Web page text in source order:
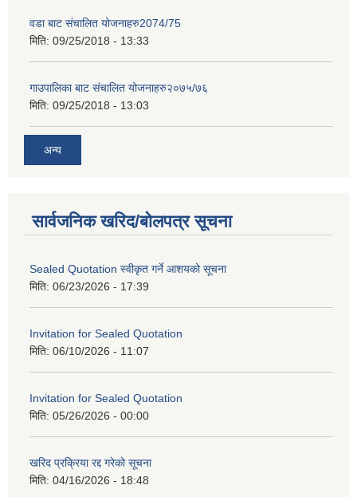
वडा बाट संचालित योजनाहरु2074/75
मिति: 09/25/2018 - 13:33
गाउपालिका बाट संचालित योजनाहरु२०७५/७६
मिति: 09/25/2018 - 13:03
अन्य
सार्वजनिक खरिद/बोलपत्र सूचना
Sealed Quotation स्वीकृत गर्ने आशयको सूचना
मिति: 06/23/2026 - 17:39
Invitation for Sealed Quotation
मिति: 06/10/2026 - 11:07
Invitation for Sealed Quotation
मिति: 05/26/2026 - 00:00
खरिद प्रक्रिया रद्द गरेको सूचना
मिति: 04/16/2026 - 18:48